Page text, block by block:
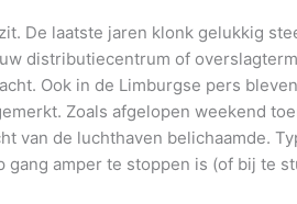
De laatste jaren klonk gelukkig
distributiecentrum of
Ook in de Limburgse pers bleven
Zoals afgelopen weekend
van de luchthaven belichaamde.
amper te stoppen is (of bij te